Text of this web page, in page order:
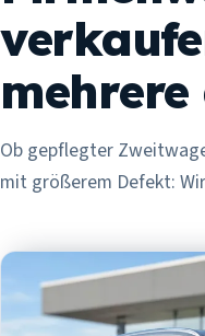
Ob gepflegter
mit größerem Defekt: